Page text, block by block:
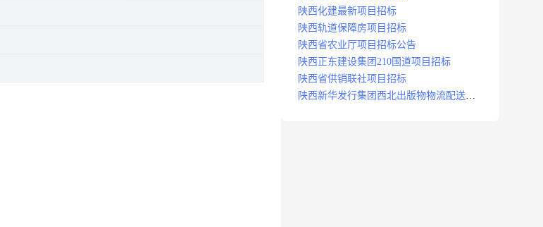
陕西化建最新项目招标
陕西轨道保障房项目招标
陕西省农业厅项目招标公告
陕西正东建设集团210国道项目招标
陕西省供销联社项目招标
陕西新华发行集团西北出版物物流配送中